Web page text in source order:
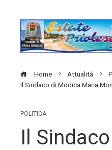
Home Attualità
Il Sindaco di Modica Maria
POLITICA
Il